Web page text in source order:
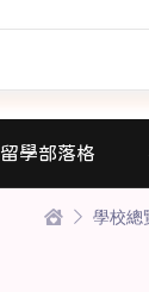
留學部落格
學校總